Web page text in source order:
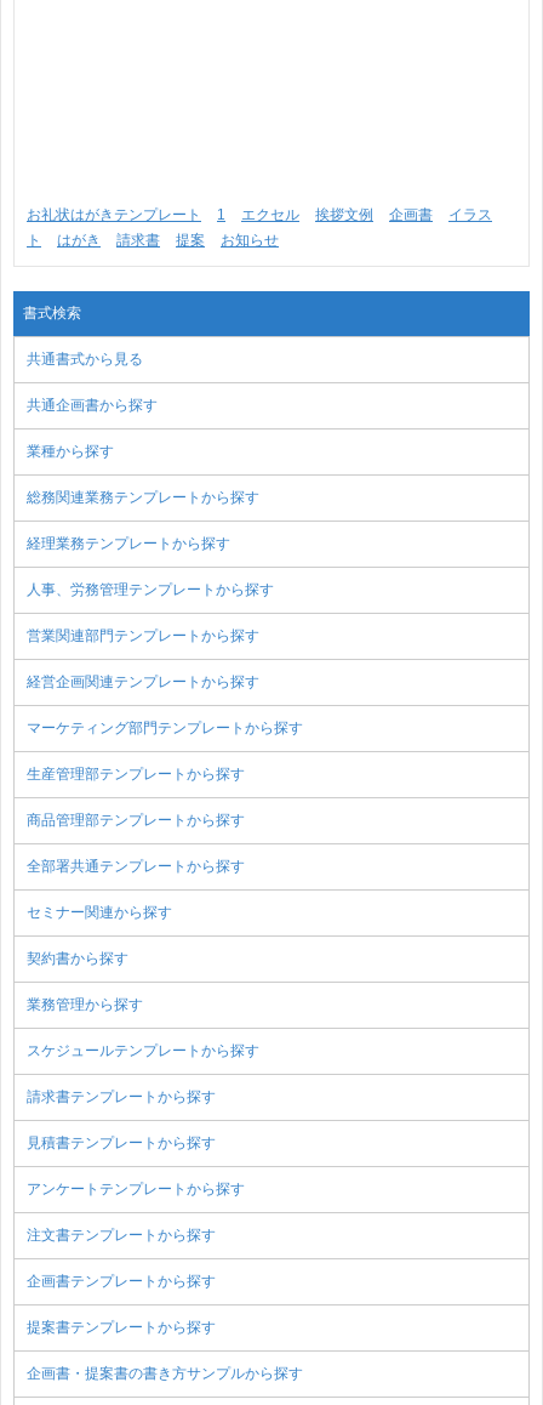
お礼状はがきテンプレート 1 エクセル 挨拶文例 企画書
イラス
ト
はがき 請求書 提案 お知らせ
書式検索
共通書式から見る
共通企画書から探す
業種から探す
総務関連業務テンプレートから探す
経理業務テンプレートから探す
人事、労務管理テンプレートから探す
営業関連部門テンプレートから探す
経営企画関連テンプレートから探す
マーケティング部門テンプレートから探す
生産管理部テンプレートから探す
商品管理部テンプレートから探す
全部署共通テンプレートから探す
セミナー関連から探す
契約書から探す
業務管理から探す
スケジュールテンプレートから探す
請求書テンプレートから探す
見積書テンプレートから探す
アンケートテンプレートから探す
注文書テンプレートから探す
企画書テンプレートから探す
提案書テンプレートから探す
企画書・提案書の書き方サンプルから探す